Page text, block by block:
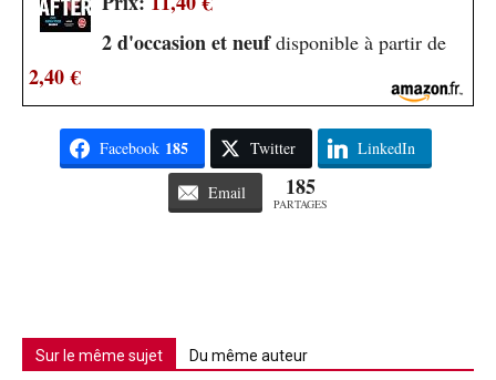
2 d'occasion et neufdisponible à partir de
2,40 €
Facebook 185 Twitter LinkedIn
Email 185
PARTAGES
Sur le même sujet Du même auteur